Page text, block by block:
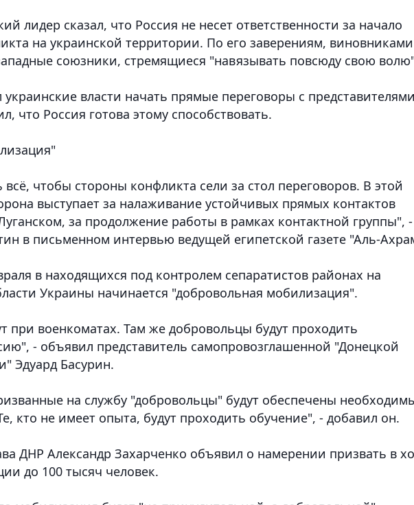
лидер сказал, что Россия не несет ответственности за начало
на украинской территории. По его заверениям, виновниками
союзники, стремящиеся "навязывать повсюду свою
власти начать прямые переговоры с
что Россия готова этому способствовать.
всё, чтобы стороны конфликта сели за стол переговоров. В этой
выступает за налаживание устойчивых прямых контактов
за продолжение работы в рамках контактной группы", -
в письменном интервью ведущей египетской газете "Аль-
в находящихся под контролем сепаратистов районах на
Украины начинается "добровольная мобилизация".
при военкоматах. Там же добровольцы будут проходить
- объявил представитель самопровозглашенной "Донецкой
Эдуард Басурин.
на службу "добровольцы" будут обеспечены
кто не имеет опыта, будут проходить обучение", - добавил он.
ДНР Александр Захарченко объявил о намерении призвать в
до 100 тысяч человек.